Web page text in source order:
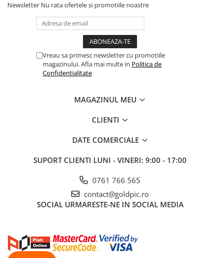
Newsletter Nu rata ofertele si promotiile noastre
Vreau sa primesc newsletter cu promotiile
magazinului. Afla mai multe in Politica de
Confidentialitate
MAGAZINUL MEU
CLIENTI
DATE COMERCIALE
SUPORT CLIENTI LUNI - VINERI: 9:00 - 17:00
0761 766 565
contact@goldpic.ro
SOCIAL URMARESTE-NE IN SOCIAL MEDIA